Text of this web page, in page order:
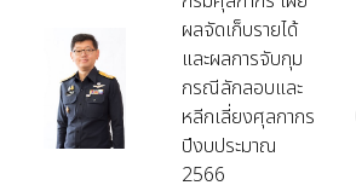
ผลจัดเก็บรายได้
และผลการจับกุม
กรณีลักลอบและ
หลีกเลี่ยงศุลกากร
ปีงบประมาณ
2566